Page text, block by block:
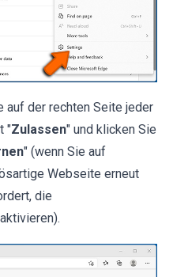
auf der rechten Seite jeder
"Zulassen" und klicken Sie
" (wenn Sie auf
Webseite erneut
die